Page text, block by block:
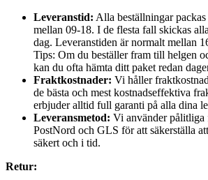
Leveranstid: Alla beställningar
mellan 09-18. I de flesta fall skickas
dag. Leveranstiden är normalt mellan
Tips: Om du beställer fram till helgen
kan du ofta hämta ditt paket redan
Fraktkostnader: Vi håller
de bästa och mest kostnadseffektiva
erbjuder alltid full garanti på alla dina
Leveransmetod: Vi använder pålitliga
PostNord och GLS för att säkerställa
säkert och i tid.
Retur: